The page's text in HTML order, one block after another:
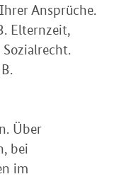
Ansprüche.
Elternzeit,
Über
bei
im